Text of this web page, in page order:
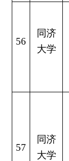
56
同济
大学
57
同济
大学